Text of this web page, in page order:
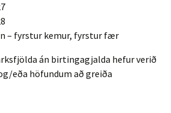
– fyrstur kemur, fyrstur fær
án birtingagjalda hefur verið
eða höfundum að greiða